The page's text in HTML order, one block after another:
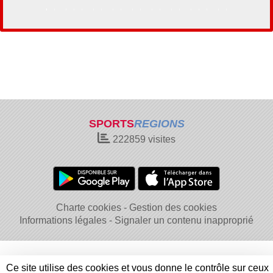
SPORTSREGIONS
222859 visites
Charte cookies
Gestion des cookies
Informations légales
Signaler un contenu inapproprié
Ce site utilise des cookies et vous donne le contrôle sur ceux